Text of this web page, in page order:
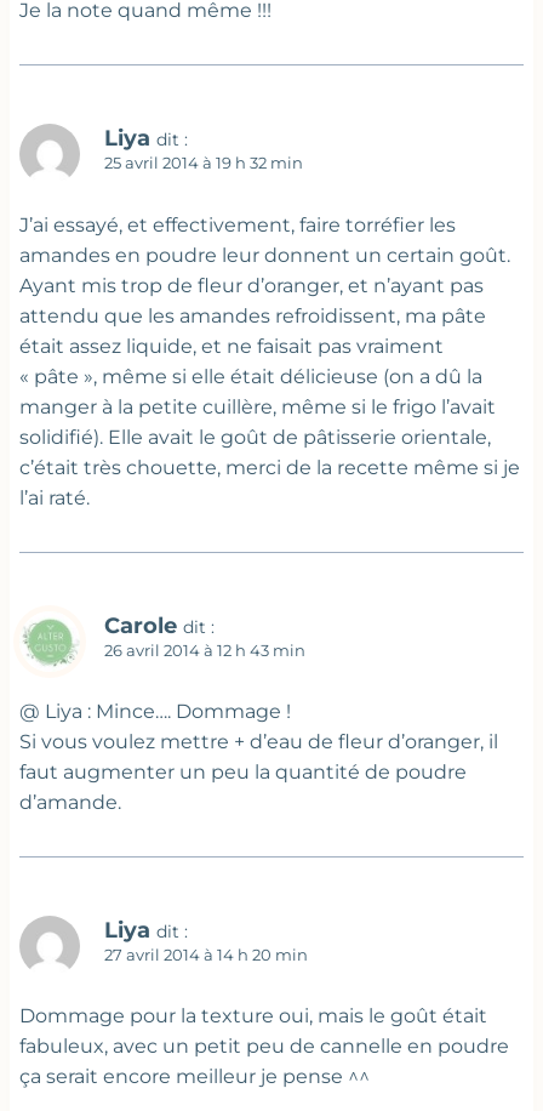
Je la note quand même !!!
Liya dit :
25 avril 2014 à 19 h 32 min
J’ai essayé, et effectivement, faire torréfier les
amandes en poudre leur donnent un certain goût.
Ayant mis trop de fleur d’oranger, et n’ayant pas
attendu que les amandes refroidissent, ma pâte
était assez liquide, et ne faisait pas vraiment
« pâte », même si elle était délicieuse (on a dû la
manger à la petite cuillère, même si le frigo l’avait
solidifié). Elle avait le goût de pâtisserie orientale,
c’était très chouette, merci de la recette même si je
l’ai raté.
Carole dit :
26 avril 2014 à 12 h 43 min
@ Liya : Mince…. Dommage !
Si vous voulez mettre + d’eau de fleur d’oranger, il
faut augmenter un peu la quantité de poudre
d’amande.
Liya dit :
27 avril 2014 à 14 h 20 min
Dommage pour la texture oui, mais le goût était
fabuleux, avec un petit peu de cannelle en poudre
ça serait encore meilleur je pense ^^